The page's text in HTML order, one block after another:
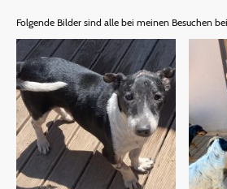
Folgende Bilder sind alle bei meinen Besuchen